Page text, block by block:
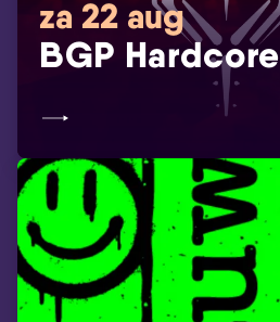
za 22 aug
BGP Hardcore